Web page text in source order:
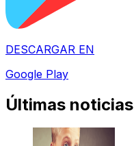
DESCARGAR EN
Google Play
Últimas noticias